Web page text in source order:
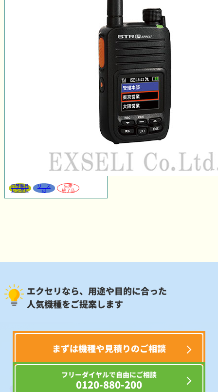
同等製品
レンタル
リース
可
生産
終了品
エクセリなら、用途や目的に合った
人気機種をご提案します
まずは機種や見積りのご相談
フリーダイヤルで自由にご相談
0120-880-200